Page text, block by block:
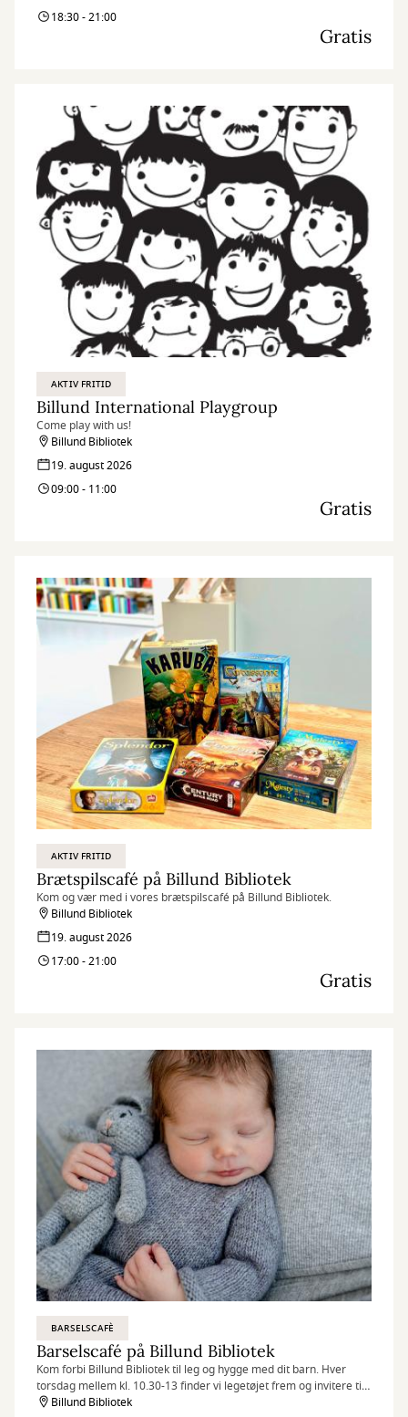
18:30 - 21:00
Gratis
AKTIV FRITID
Billund International Playgroup
Come play with us!
Billund Bibliotek
19. august 2026
09:00 - 11:00
Gratis
AKTIV FRITID
Brætspilscafé på Billund Bibliotek
Kom og vær med i vores brætspilscafé på Billund Bibliotek.
Billund Bibliotek
19. august 2026
17:00 - 21:00
Gratis
BARSELSCAFÈ
Barselscafé på Billund Bibliotek
Kom forbi Billund Bibliotek til leg og hygge med dit barn. Hver
torsdag mellem kl. 10.30-13 finder vi legetøjet frem og invitere til
Barselscafé.
Billund Bibliotek